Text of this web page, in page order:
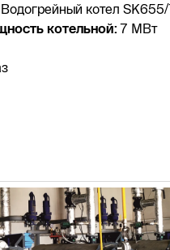
Водогрейный котел
котельной: 7 МВт